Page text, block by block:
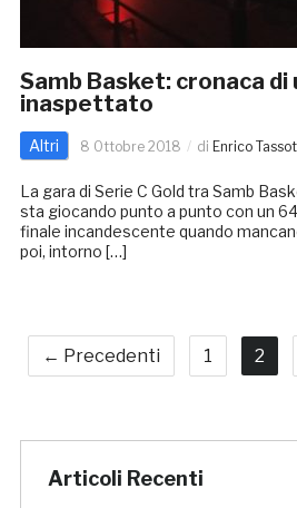
Samb Basket: cronaca di
inaspettato
Altri 8 Ottobre 2018 di Enrico
La gara di Serie C Gold tra Samb
sta giocando punto a punto con un
finale incandescente quando
poi, intorno […]
← Precedenti 1 2
Articoli Recenti